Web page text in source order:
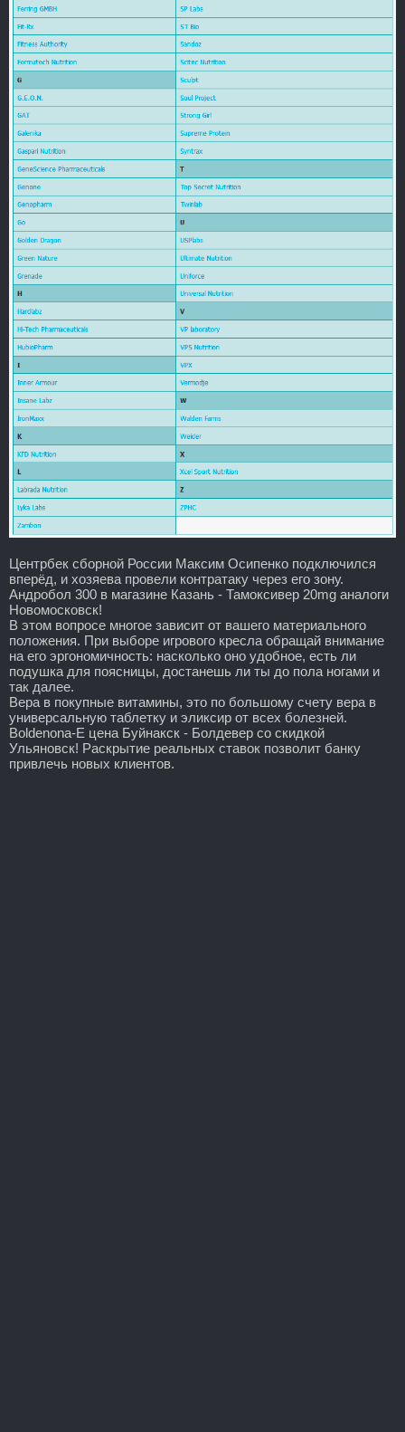
Центрбек сборной России Максим Осипенко подключился
вперёд, и хозяева провели контратаку через его зону.
Андробол 300 в магазине Казань - Тамоксивер 20mg аналоги
Новомосковск!
В этом вопросе многое зависит от вашего материального
положения. При выборе игрового кресла обращай внимание
на его эргономичность: насколько оно удобное, есть ли
подушка для поясницы, достанешь ли ты до пола ногами и
так далее.
Вера в покупные витамины, это по большому счету вера в
универсальную таблетку и эликсир от всех болезней.
Boldenona-E цена Буйнакск - Болдевер со скидкой
Ульяновск! Раскрытие реальных ставок позволит банку
привлечь новых клиентов.